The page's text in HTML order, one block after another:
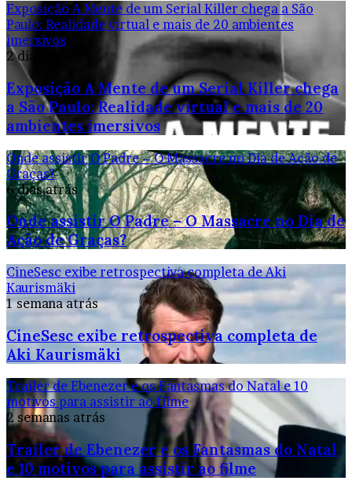
Exposição A Mente de um Serial Killer chega a São
Paulo: Realidade virtual e mais de 20 ambientes
imersivos
2 dias atrás
Exposição A Mente de um Serial Killer chega
a São Paulo: Realidade virtual e mais de 20
ambientes imersivos
Onde assistir O Padre – O Massacre no Dia de Ação de
Graças?
6 dias atrás
Onde assistir O Padre – O Massacre no Dia de
Ação de Graças?
CineSesc exibe retrospectiva completa de Aki
Kaurismäki
1 semana atrás
CineSesc exibe retrospectiva completa de
Aki Kaurismäki
Trailer de Ebenezer e os Fantasmas do Natal e 10
motivos para assistir ao filme
2 semanas atrás
Trailer de Ebenezer e os Fantasmas do Natal
e 10 motivos para assistir ao filme